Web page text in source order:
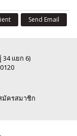
Send Email
แยก 6)
มัครสมาชิก